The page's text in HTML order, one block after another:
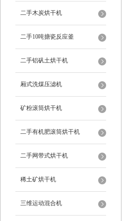
二手木炭烘干机
二手10吨搪瓷反应釜
二手铝矾土烘干机
厢式洗煤压滤机
矿粉滚筒烘干机
二手有机肥滚筒烘干机
二手网带式烘干机
稀土矿烘干机
三维运动混合机